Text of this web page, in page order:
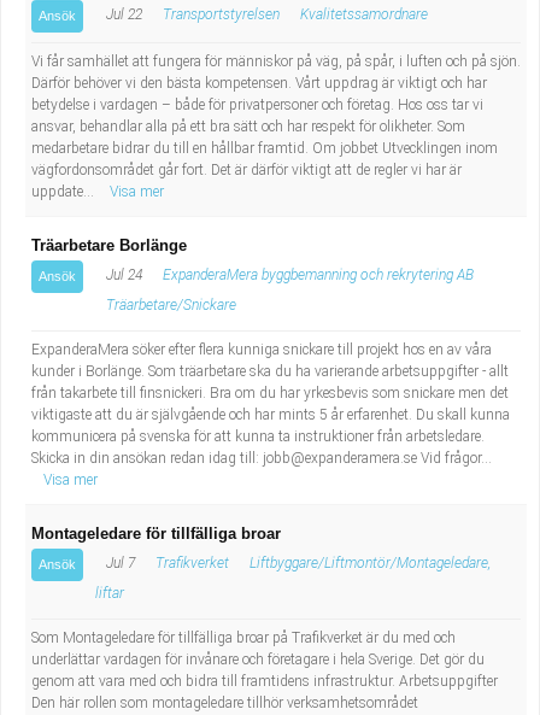
Ansök Jul 22 Transportstyrelsen Kvalitetssamordnare
Vi får samhället att fungera för människor på väg, på spår, i luften och på sjön.
Därför behöver vi den bästa kompetensen. Vårt uppdrag är viktigt och har
betydelse i vardagen – både för privatpersoner och företag. Hos oss tar vi
ansvar, behandlar alla på ett bra sätt och har respekt för olikheter. Som
medarbetare bidrar du till en hållbar framtid. Om jobbet Utvecklingen inom
vägfordonsområdet går fort. Det är därför viktigt att de regler vi har är
uppdate...
Visa mer
Träarbetare Borlänge
Ansök Jul 24
ExpanderaMera byggbemanning och rekrytering AB
Träarbetare/Snickare
ExpanderaMera söker efter flera kunniga snickare till projekt hos en av våra
kunder i Borlänge. Som träarbetare ska du ha varierande arbetsuppgifter - allt
från takarbete till finsnickeri. Bra om du har yrkesbevis som snickare men det
viktigaste att du är självgående och har mints 5 år erfarenhet. Du skall kunna
kommunicera på svenska för att kunna ta instruktioner från arbetsledare.
Skicka in din ansökan redan idag till: jobb@expanderamera.se Vid frågor...
Visa mer
Montageledare för tillfälliga broar
Ansök Jul 7 Trafikverket
Liftbyggare/Liftmontör/Montageledare,
liftar
Som Montageledare för tillfälliga broar på Trafikverket är du med och
underlättar vardagen för invånare och företagare i hela Sverige. Det gör du
genom att vara med och bidra till framtidens infrastruktur. Arbetsuppgifter
Den här rollen som montageledare tillhör verksamhetsområdet